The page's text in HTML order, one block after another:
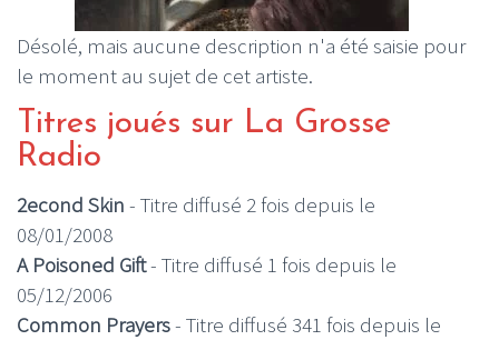
Désolé, mais aucune description n'a été saisie pour
le moment au sujet de cet artiste.
Titres joués sur La Grosse
Radio
2econd Skin - Titre diffusé 2 fois depuis le
08/01/2008
A Poisoned Gift- Titre diffusé 1 fois depuis le
05/12/2006
Common Prayers- Titre diffusé 341 fois depuis le